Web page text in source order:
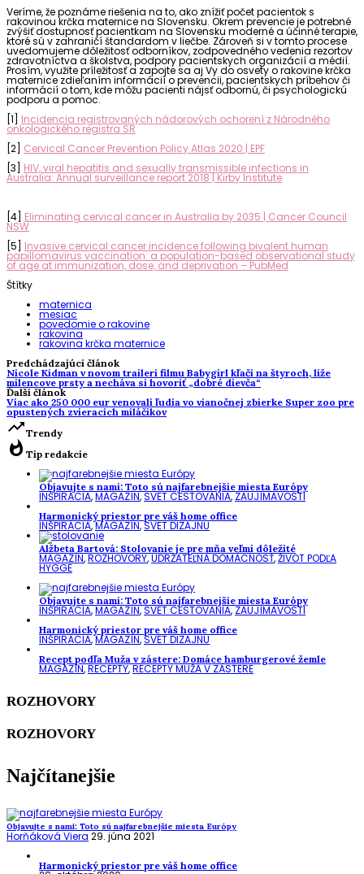
Veríme, že poznáme riešenia na to, ako znížiť počet pacientok s
rakovinou krčka maternice na Slovensku. Okrem prevencie je potrebné
zvýšiť dostupnosť pacientkam na Slovensku moderné a účinné terapie,
ktoré sú v zahraničí štandardom v liečbe. Zároveň si v tomto procese
uvedomujeme dôležitosť odborníkov, zodpovedného vedenia rezortov
zdravotníctva a školstva, podpory pacientskych organizácií a médií.
Prosím, využite príležitosť a zapojte sa aj Vy do osvety o rakovine krčka
maternice zdieľaním informácií o prevencii, pacientskych príbehov či
informácií o tom, kde môžu pacienti nájsť odbornú, či psychologickú
podporu a pomoc.
[1] Incidencia registrovaných nádorových ochorení z Národného
onkologického registra SR
[2] Cervical Cancer Prevention Policy Atlas 2020 | EPF
[3] HIV, viral hepatitis and sexually transmissible infections in
Australia: Annual surveillance report 2018 | Kirby Institute
[4] Eliminating cervical cancer in Australia by 2035 | Cancer Council
NSW
[5] Invasive cervical cancer incidence following bivalent human
papillomavirus vaccination: a population-based observational study
of age at immunization, dose, and deprivation – PubMed
Štítky
maternica
mesiac
povedomie o rakovine
rakovina
rakovina krčka maternice
Predchádzajúci článok
Nicole Kidman v novom traileri filmu Babygirl kľačí na štyroch, líže
milencove prsty a necháva si hovoriť „dobré dievča“
Ďalší článok
Viac ako 250 000 eur venovali ľudia vo vianočnej zbierke Super zoo pre
opustených zvieracích miláčikov
trending_upTrendy
whatshot Tip redakcie
Objavujte s nami: Toto sú najfarebnejšie miesta Európy
INŠPIRÁCIA,MAGAZÍN,SVET CESTOVANIA,ZAUJÍMAVOSTI
Harmonický priestor pre váš home office
INŠPIRÁCIA,MAGAZÍN,SVET DIZAJNU
Alžbeta Bartová: Stolovanie je pre mňa veľmi dôležité
MAGAZÍN,ROZHOVORY,UDRŽATEĽNÁ DOMÁCNOSŤ,ŽIVOT PODĽA
HYGGE
Objavujte s nami: Toto sú najfarebnejšie miesta Európy
INŠPIRÁCIA,MAGAZÍN,SVET CESTOVANIA,ZAUJÍMAVOSTI
Harmonický priestor pre váš home office
INŠPIRÁCIA,MAGAZÍN,SVET DIZAJNU
Recept podľa Muža v zástere: Domáce hamburgerové žemle
MAGAZÍN,RECEPTY,RECEPTY MUŽA V ZÁSTERE
ROZHOVORY
ROZHOVORY
Najčítanejšie
Objavujte s nami: Toto sú najfarebnejšie miesta Európy
Horňáková Viera 29. júna 2021
Harmonický priestor pre váš home office